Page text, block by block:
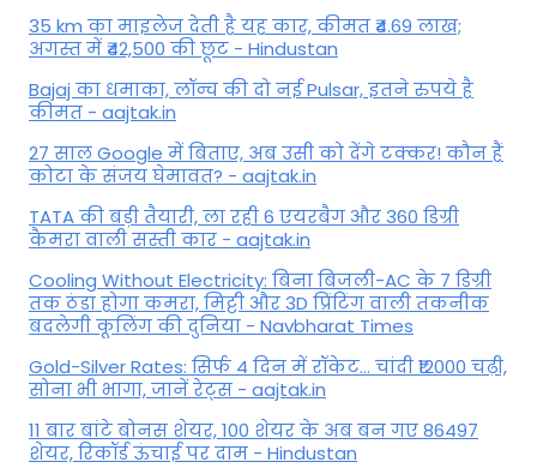
35 km का माइलेज देती है यह कार, कीमत ₹4.69 लाख;
अगस्त में ₹42,500 की छूट - Hindustan
Bajaj का धमाका, लॉन्च की दो नई Pulsar, इतने रुपये है
कीमत - aajtak.in
27 साल Google में बिताए, अब उसी को देंगे टक्कर! कौन हैं
कोटा के संजय घेमावत? - aajtak.in
TATA की बड़ी तैयारी, ला रही 6 एयरबैग और 360 डिग्री
कैमरा वाली सस्ती कार - aajtak.in
Cooling Without Electricity: बिना बिजली-AC के 7 डिग्री
तक ठंडा होगा कमरा, मिट्टी और 3D प्रिंटिंग वाली तकनीक
बदलेगी कूलिंग की दुनिया - Navbharat Times
Gold-Silver Rates: सिर्फ 4 दिन में रॉकेट... चांदी ₹12000 चढ़ी,
सोना भी भागा, जानें रेट्स - aajtak.in
11 बार बांटे बोनस शेयर, 100 शेयर के अब बन गए 86497
शेयर, रिकॉर्ड ऊंचाई पर दाम - Hindustan